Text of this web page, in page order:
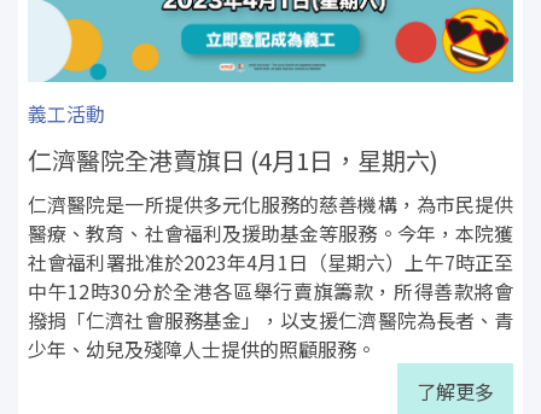
義工活動
仁濟醫院全港賣旗日 (4月1日，星期六)
仁濟醫院是一所提供多元化服務的慈善機構，為市民提供
醫療、教育、社會福利及援助基金等服務。今年，本院獲
社會福利署批准於2023年4月1日（星期六）上午7時正至
中午12時30分於全港各區舉行賣旗籌款，所得善款將會
撥捐「仁濟社會服務基金」，以支援仁濟醫院為長者、青
少年、幼兒及殘障人士提供的照顧服務。
了解更多